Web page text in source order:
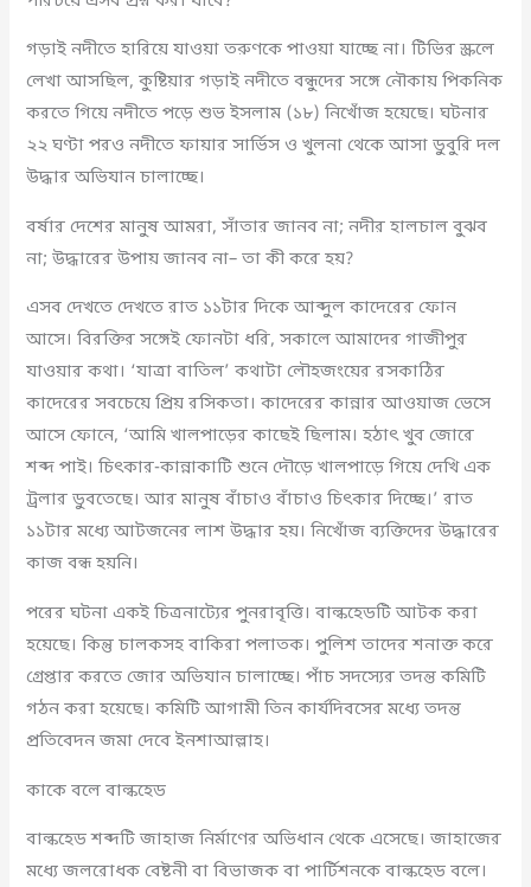
গড়াই নদীতে হারিয়ে যাওয়া তরুণকে পাওয়া যাচ্ছে না। টিভির স্ক্রলে
লেখা আসছিল, কুষ্টিয়ার গড়াই নদীতে বন্ধুদের সঙ্গে নৌকায় পিকনিক
করতে গিয়ে নদীতে পড়ে শুভ ইসলাম (১৮) নিখোঁজ হয়েছে। ঘটনার
২২ ঘণ্টা পরও নদীতে ফায়ার সার্ভিস ও খুলনা থেকে আসা ডুবুরি দল
উদ্ধার অভিযান চালাচ্ছে।
বর্ষার দেশের মানুষ আমরা, সাঁতার জানব না; নদীর হালচাল বুঝব
না; উদ্ধারের উপায় জানব না– তা কী করে হয়?
এসব দেখতে দেখতে রাত ১১টার দিকে আব্দুল কাদেরের ফোন
আসে। বিরক্তির সঙ্গেই ফোনটা ধরি, সকালে আমাদের গাজীপুর
যাওয়ার কথা। ‘যাত্রা বাতিল’ কথাটা লৌহজংয়ের রসকাঠির
কাদেরের সবচেয়ে প্রিয় রসিকতা। কাদেরের কান্নার আওয়াজ ভেসে
আসে ফোনে, ‘আমি খালপাড়ের কাছেই ছিলাম। হঠাৎ খুব জোরে
শব্দ পাই। চিৎকার-কান্নাকাটি শুনে দৌড়ে খালপাড়ে গিয়ে দেখি এক
ট্রলার ডুবতেছে। আর মানুষ বাঁচাও বাঁচাও চিৎকার দিচ্ছে।’ রাত
১১টার মধ্যে আটজনের লাশ উদ্ধার হয়। নিখোঁজ ব্যক্তিদের উদ্ধারের
কাজ বন্ধ হয়নি।
পরের ঘটনা একই চিত্রনাট্যের পুনরাবৃত্তি। বাল্কহেডটি আটক করা
হয়েছে। কিন্তু চালকসহ বাকিরা পলাতক। পুলিশ তাদের শনাক্ত করে
গ্রেপ্তার করতে জোর অভিযান চালাচ্ছে। পাঁচ সদস্যের তদন্ত কমিটি
গঠন করা হয়েছে। কমিটি আগামী তিন কার্যদিবসের মধ্যে তদন্ত
প্রতিবেদন জমা দেবে ইনশাআল্লাহ।
কাকে বলে বাল্কহেড
বাল্কহেড শব্দটি জাহাজ নির্মাণের অভিধান থেকে এসেছে। জাহাজের
মধ্যে জলরোধক বেষ্টনী বা বিভাজক বা পার্টিশনকে বাল্কহেড বলে।